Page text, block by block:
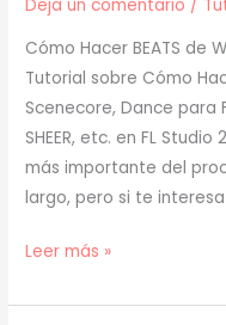
Deja un comentario /
Cómo Hacer BEATS de
Tutorial sobre Cómo
Scenecore, Dance para
SHEER, etc. en FL
más importante del
largo, pero si te
[
]
Leer más »